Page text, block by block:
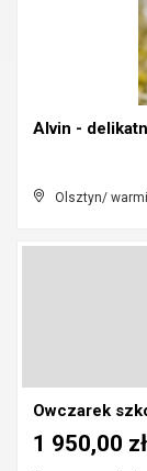
Alvin -
Olsztyn/
Owczarek
1 950,00 zł